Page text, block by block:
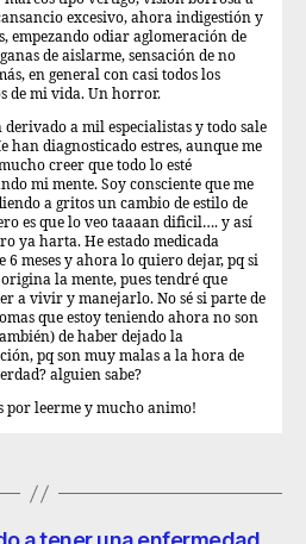
excesivo, ahora indigestión y
empezando odiar aglomeración de
de aislarme, sensación de no
en general con casi todos los
de mi vida. Un horror.
derivado a mil especialistas y todo sale
han diagnosticado estres, aunque me
creer que todo lo esté
mi mente. Soy consciente que me
a gritos un cambio de estilo de
es que lo veo taaaan dificil…. y así
ya harta. He estado medicada
6 meses y ahora lo quiero dejar, pq si
la mente, pues tendré que
a vivir y manejarlo. No sé si parte de
que estoy teniendo ahora no son
de haber dejado la
pq son muy malas a la hora de
alguien sabe?
por leerme y mucho animo!